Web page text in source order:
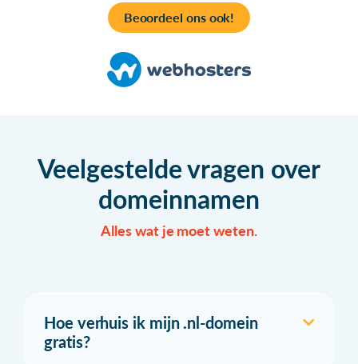
Beoordeel ons ook!
Veelgestelde vragen over
domeinnamen
Alles wat je moet weten.
Hoe verhuis ik mijn .nl-domein
gratis?